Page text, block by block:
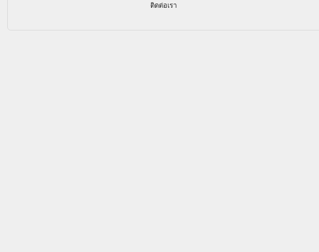
ติดต่อเรา